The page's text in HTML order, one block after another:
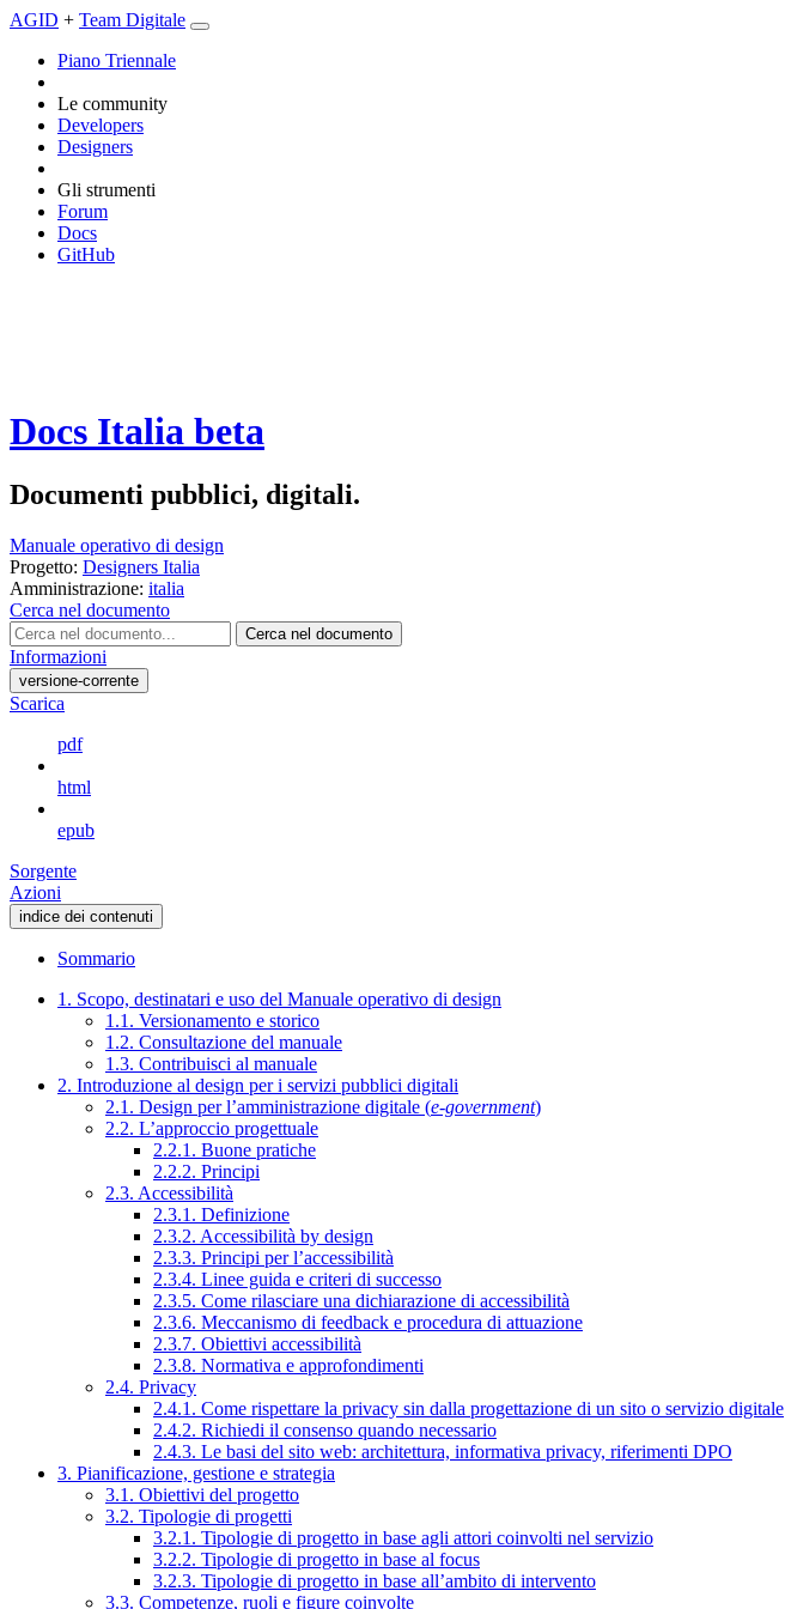
AGID + Team Digitale
Piano Triennale
Le community
Developers
Designers
Gli strumenti
Forum
Docs
GitHub
Docs Italia beta
Documenti pubblici, digitali.
Manuale operativo di design
Progetto: Designers Italia
Amministrazione: italia
Cerca nel documento
Cerca nel documento
Informazioni
versione-corrente
Scarica
pdf
html
epub
Sorgente
Azioni
indice dei contenuti
Sommario
1. Scopo, destinatari e uso del Manuale operativo di design
1.1. Versionamento e storico
1.2. Consultazione del manuale
1.3. Contribuisci al manuale
2. Introduzione al design per i servizi pubblici digitali
2.1. Design per l’amministrazione digitale (e-government)
2.2. L’approccio progettuale
2.2.1. Buone pratiche
2.2.2. Principi
2.3. Accessibilità
2.3.1. Definizione
2.3.2. Accessibilità by design
2.3.3. Principi per l’accessibilità
2.3.4. Linee guida e criteri di successo
2.3.5. Come rilasciare una dichiarazione di accessibilità
2.3.6. Meccanismo di feedback e procedura di attuazione
2.3.7. Obiettivi accessibilità
2.3.8. Normativa e approfondimenti
2.4. Privacy
2.4.1. Come rispettare la privacy sin dalla progettazione di un sito o servizio digitale
2.4.2. Richiedi il consenso quando necessario
2.4.3. Le basi del sito web: architettura, informativa privacy, riferimenti DPO
3. Pianificazione, gestione e strategia
3.1. Obiettivi del progetto
3.2. Tipologie di progetti
3.2.1. Tipologie di progetto in base agli attori coinvolti nel servizio
3.2.2. Tipologie di progetto in base al focus
3.2.3. Tipologie di progetto in base all’ambito di intervento
3.3. Competenze, ruoli e figure coinvolte